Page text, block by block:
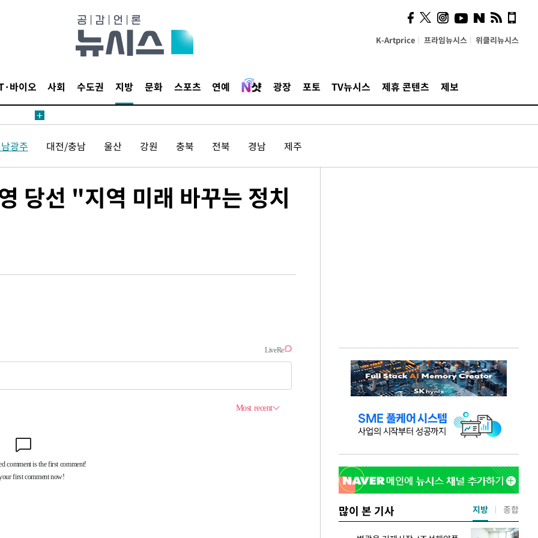
K-Artprice 프라임뉴시스 위클리뉴시스
바이오 사회 수도권 지방 문화 스포츠 연예 광장 포토 TV뉴시스 제휴 콘텐츠 제보
일 후
일 후
광주 대전/충남 울산 강원 충북 전북 경남 제주
당선 "지역 미래 바꾸는 정치
많이 본 기사 지방 종합